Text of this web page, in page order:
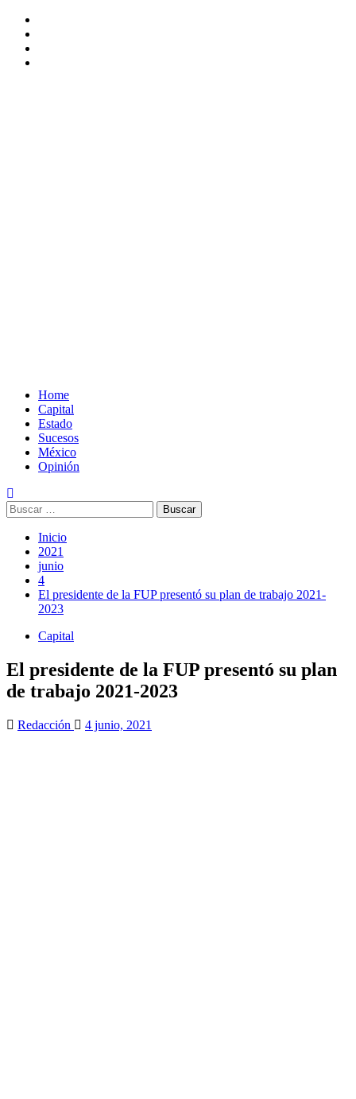
Saltar
contenido
Home
Capital
Estado
Sucesos
México
Opinión
Buscar:
Inicio
2021
junio
4
El presidente de la FUP presentó su plan de trabajo 2021-
2023
Capital
El presidente de la FUP presentó su plan
de trabajo 2021-2023
Redacción 4 junio, 2021